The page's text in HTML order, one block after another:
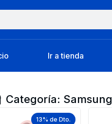
Ir a tienda
Categoría: Samsung
13% de Dto.